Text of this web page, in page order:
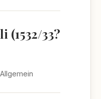
(1532/33?
Allgemein